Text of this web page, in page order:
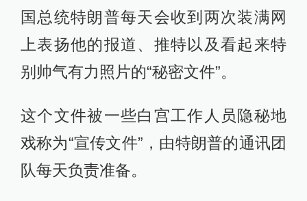
国总统特朗普每天会收到两次装满网
上表扬他的报道、推特以及看起来特
别帅气有力照片的“秘密文件”。
这个文件被一些白宫工作人员隐秘地
戏称为“宣传文件”，由特朗普的通讯团
队每天负责准备。